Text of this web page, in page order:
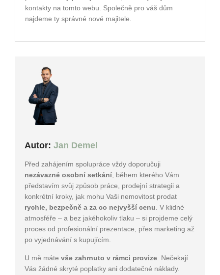
kontakty na tomto webu. Společně pro váš dům
najdeme ty správné nové majitele.
Autor: Jan Demel
Před zahájením spolupráce vždy doporučuji
nezávazné osobní setkání , během kterého Vám
představím svůj způsob práce, prodejní strategii a
konkrétní kroky, jak mohu Vaši nemovitost prodat
rychle, bezpečně a za co nejvyšší cenu . V klidné
atmosféře – a bez jakéhokoliv tlaku – si projdeme celý
proces od profesionální prezentace, přes marketing až
po vyjednávání s kupujícím.
U mě máte vše zahrnuto v rámci provize . Nečekají
Vás žádné skryté poplatky ani dodatečné náklady.